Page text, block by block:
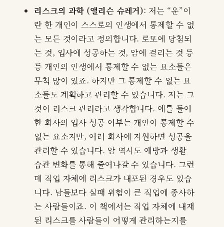
리스크의 과학 (앨리슨 슈레거): 저는 “운”이
란 한 개인이 스스로의 인생에서 통제할 수 없
는 모든 것이라고 정의합니다. 로또에 당첨되
는 것, 입사에 성공하는 것, 암에 걸리는 것 등
등 개인의 인생에서 통제할 수 없는 요소들은
무척 많이 있죠. 하지만 그 통제할 수 없는 요
소들도 계획하고 관리할 수 있습니다. 저는 그
것이 리스크 관리라고 생각합니다. 예를 들어
한 회사의 입사 성공 여부는 개인이 통제할 수
없는 요소지만, 여러 회사에 지원하면 성공을
관리할 수 있습니다. 암 역시도 예방과 생활
습관 변화를 통해 줄여나갈 수 있습니다. 그런
데 직업 자체에 리스크가 내포된 경우도 있습
니다. 남들보다 실패 위험이 큰 직업에 종사하
는 사람들이죠. 이 책에서는 직업 자체에 내재
된 리스크를 사람들이 어떻게 관리하는지를